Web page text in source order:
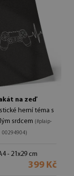
na zeď
herní téma s
srdcem (#plaip-
00294904)
- 21x29 cm
399 Kč